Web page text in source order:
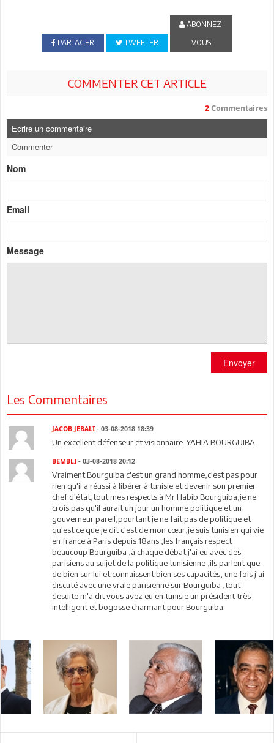
PARTAGER TWEETER
ABONNEZ-
VOUS
COMMENTER CET ARTICLE
2 Commentaires
Ecrire un commentaire
Commenter
Nom
Email
Message
Envoyer
Les Commentaires
JACOB JEBALI - 03-08-2018 18:39
Un excellent défenseur et visionnaire. YAHIA BOURGUIBA
BEMBLI- 03-08-2018 20:12
Vraiment Bourguiba c'est un grand homme,c'est pas pour
rien qu'il a réussi à libérer à tunisie et devenir son premier
chef d'état,tout mes respects à Mr Habib Bourguiba,je ne
crois pas qu'il aurait un jour un homme politique et un
gouverneur pareil,pourtant je ne fait pas de politique et
qu'est ce que je dit c'est de mon cœur,je suis tunisien qui vie
en france à Paris depuis 18ans ,les français respect
beaucoup Bourguiba ,à chaque débat j'ai eu avec des
parisiens au suijet de la politique tunisienne ,ils parlent que
de bien sur lui et connaissent bien ses capacités, une fois j'ai
discuté avec une vraie parisienne sur Bourguiba ,tout
desuite m'a dit vous avez eu en tunisie un président très
intelligent et bogosse charmant pour Bourguiba